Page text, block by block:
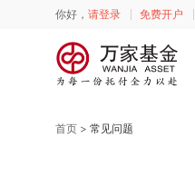
你好，请登录 免费开户
首页 >常见问题